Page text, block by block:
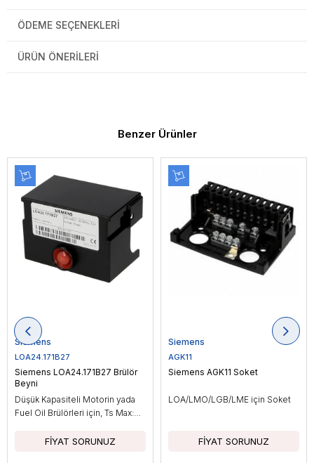
ÖDEME SEÇENEKLERI
ÜRÜN ÖNERILERI
Benzer Ürünler
Siemens
LOA24.171B27
Siemens LOA24.171B27 Brülör
Beyni
Düşük Kapasiteli Motorin yada
Fuel Oil Brülörleri için, Ts Max:
Siemens
AGK11
Siemens AGK11 Soket
LOA/LMO/LGB/LME için Soket